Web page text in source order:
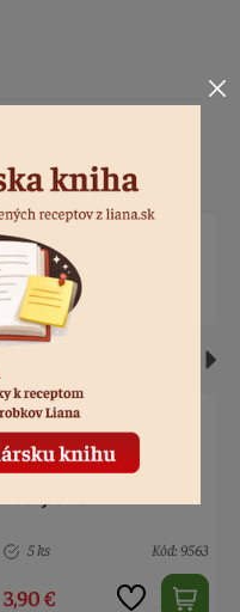
Forma silikón vajíčko
5 ks Kód: 1335
4,90 €